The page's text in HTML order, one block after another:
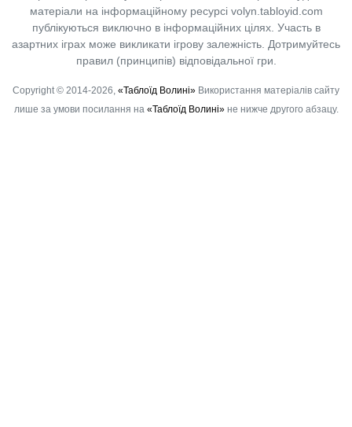
матеріали на інформаційному ресурсі volyn.tabloyid.com
публікуються виключно в інформаційних цілях. Участь в
азартних іграх може викликати ігрову залежність. Дотримуйтесь
правил (принципів) відповідальної гри.
Copyright © 2014-2026, «Таблоїд Волині» Використання матеріалів сайту
лише за умови посилання на «Таблоїд Волині»не нижче другого абзацу.